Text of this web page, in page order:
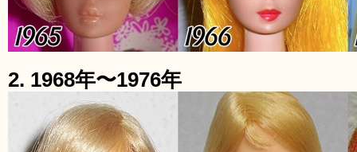
2. 1968年〜1976年